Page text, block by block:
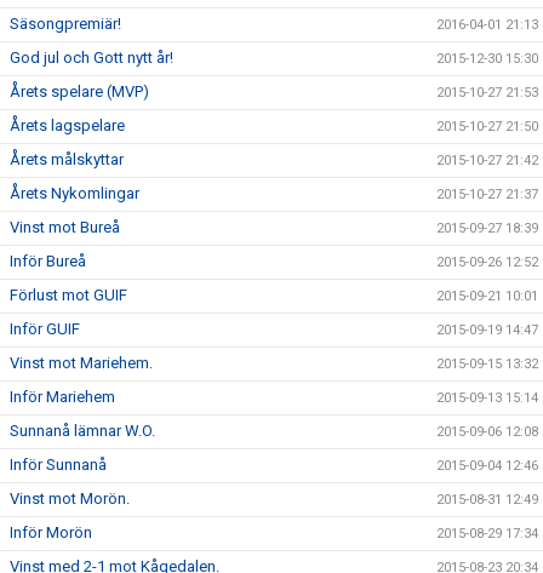
Säsongpremiär! 2016-04-01 21:13
God jul och Gott nytt år! 2015-12-30 15:30
Årets spelare (MVP) 2015-10-27 21:53
Årets lagspelare 2015-10-27 21:50
Årets målskyttar 2015-10-27 21:42
Årets Nykomlingar 2015-10-27 21:37
Vinst mot Bureå 2015-09-27 18:39
Inför Bureå 2015-09-26 12:52
Förlust mot GUIF 2015-09-21 10:01
Inför GUIF 2015-09-19 14:47
Vinst mot Mariehem. 2015-09-15 13:32
Inför Mariehem 2015-09-13 15:14
Sunnanå lämnar W.O. 2015-09-06 12:08
Inför Sunnanå 2015-09-04 12:46
Vinst mot Morön. 2015-08-31 12:49
Inför Morön 2015-08-29 17:34
Vinst med 2-1 mot Kågedalen. 2015-08-23 20:34